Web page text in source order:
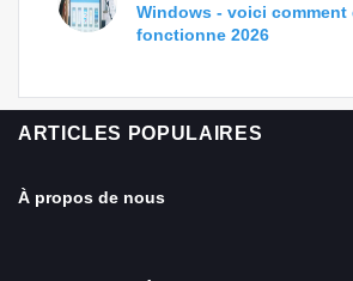
Windows - voici comment
fonctionne 2026
ARTICLES POPULAIRES
À propos de nous